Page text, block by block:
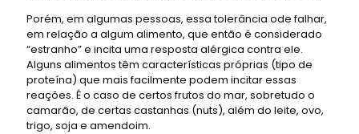
Porém, em algumas pessoas, essa tolerância ode falhar,
em relação a algum alimento, que então é considerado
“estranho” e incita uma resposta alérgica contra ele.
Alguns alimentos têm características próprias (tipo de
proteína) que mais facilmente podem incitar essas
reações. É o caso de certos frutos do mar, sobretudo o
camarão, de certas castanhas (nuts), além do leite, ovo,
trigo, soja e amendoim.